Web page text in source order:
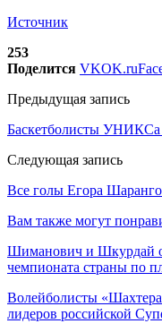
Источник
253
Поделится VKOK.ru
Предыдущая запись
Баскетболисты УНИКСа
Следующая запись
Все голы Егора
Вам также могут
Шиманович и Шкурдай
чемпионата страны по
Волейболисты
лидеров российской